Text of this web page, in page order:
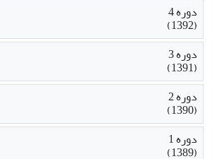
دوره 4
(1392)
دوره 3
(1391)
دوره 2
(1390)
دوره 1
(1389)